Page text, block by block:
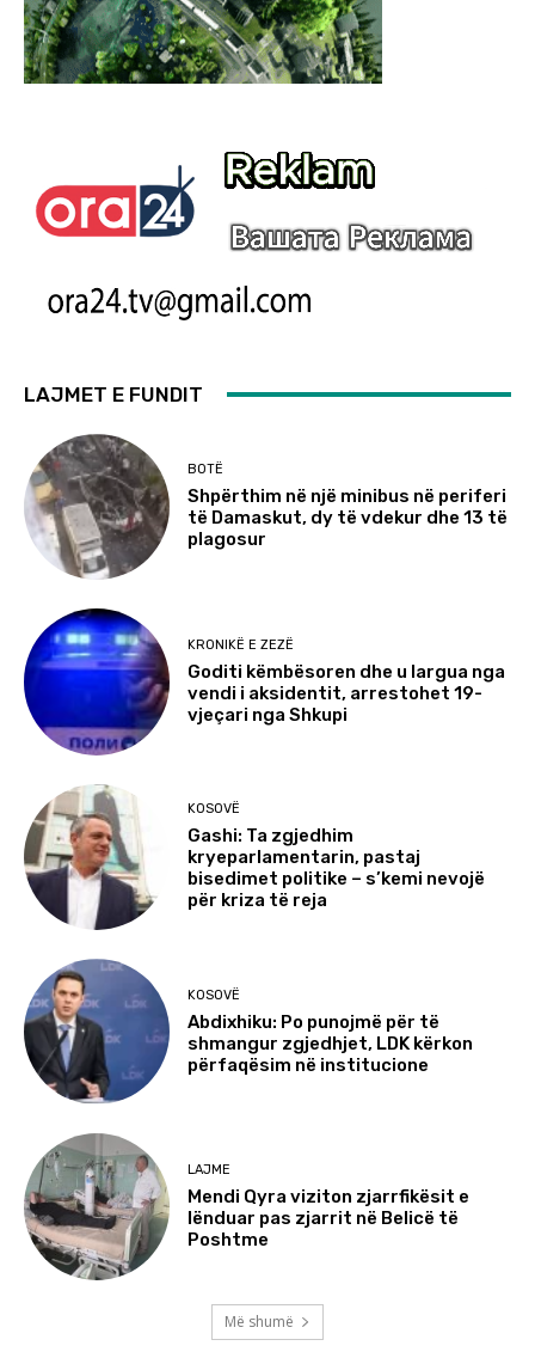
LAJMET E FUNDIT
BOTË
Shpërthim në një minibus në periferi
të Damaskut, dy të vdekur dhe 13 të
plagosur
KRONIKË E ZEZË
Goditi këmbësoren dhe u largua nga
vendi i aksidentit, arrestohet 19-
vjeçari nga Shkupi
KOSOVË
Gashi: Ta zgjedhim
kryeparlamentarin, pastaj
bisedimet politike – s’kemi nevojë
për kriza të reja
KOSOVË
Abdixhiku: Po punojmë për të
shmangur zgjedhjet, LDK kërkon
përfaqësim në institucione
LAJME
Mendi Qyra viziton zjarrfikësit e
lënduar pas zjarrit në Belicë të
Poshtme
Më shumë